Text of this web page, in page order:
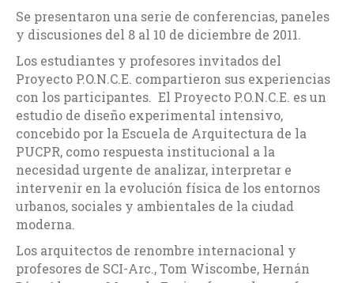
Se presentaron una serie de conferencias, paneles
y discusiones del 8 al 10 de diciembre de 2011.
Los estudiantes y profesores invitados del
Proyecto P.O.N.C.E. compartieron sus experiencias
con los participantes. El Proyecto P.O.N.C.E. es un
estudio de diseño experimental intensivo,
concebido por la Escuela de Arquitectura de la
PUCPR, como respuesta institucional a la
necesidad urgente de analizar, interpretar e
intervenir en la evolución física de los entornos
urbanos, sociales y ambientales de la ciudad
moderna.
Los arquitectos de renombre internacional y
profesores de SCI-Arc., Tom Wiscombe, Hernán